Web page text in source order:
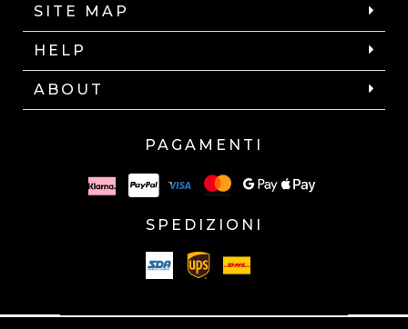
SITE MAP
HELP
ABOUT
PAGAMENTI
SPEDIZIONI